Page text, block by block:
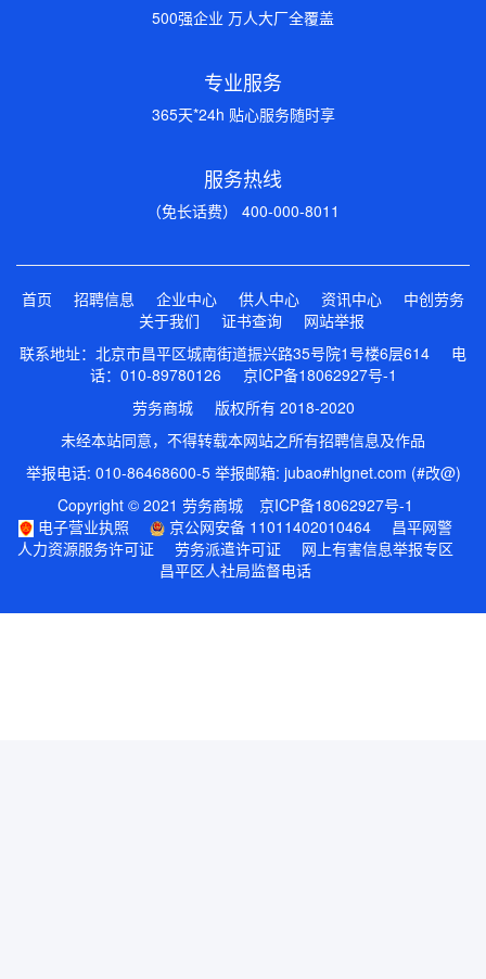
500强企业 万人大厂全覆盖
专业服务
365天*24h 贴心服务随时享
服务热线
（免长话费） 400-000-8011
首页 招聘信息 企业中心 供人中心 资讯中心
中创劳务
关于我们
证书查询
网站举报
联系地址：北京市昌平区城南街道振兴路35号院1号楼6层614 电
话：010-89780126 京ICP备18062927号-1
劳务商城 版权所有 2018-2020
未经本站同意，不得转载本网站之所有招聘信息及作品
举报电话: 010-86468600-5 举报邮箱: jubao#hlgnet.com (#改@)
Copyright © 2021 劳务商城
京ICP备18062927号-1
电子营业执照
京公网安备 11011402010464
昌平网警
人力资源服务许可证
劳务派遣许可证
网上有害信息举报专区
昌平区人社局监督电话